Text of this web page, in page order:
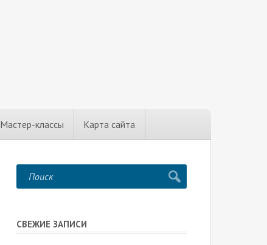
Мастер-классы Карта сайта
СВЕЖИЕ ЗАПИСИ